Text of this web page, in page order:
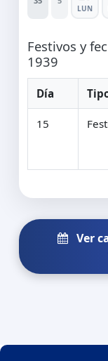
LUN
Festivos y
1939
Día
15
Ver